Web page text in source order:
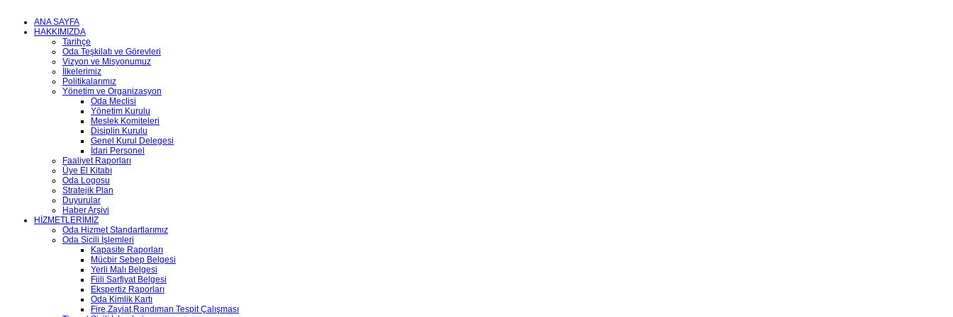
ANA SAYFA
HAKKIMIZDA
Tarihçe
Oda Teşkilatı ve Görevleri
Vizyon ve Misyonumuz
İlkelerimiz
Politikalarımız
Yönetim ve Organizasyon
Oda Meclisi
Yönetim Kurulu
Meslek Komiteleri
Disiplin Kurulu
Genel Kurul Delegesi
İdari Personel
Faaliyet Raporları
Üye El Kitabı
Oda Logosu
Stratejik Plan
Duyurular
Haber Arşivi
HİZMETLERİMİZ
Oda Hizmet Standartlarımız
Oda Sicili İşlemleri
Kapasite Raporları
Mücbir Sebep Belgesi
Yerli Malı Belgesi
Fiili Sarfiyat Belgesi
Ekspertiz Raporları
Oda Kimlik Kartı
Fire,Zayiat,Randıman Tespit Çalışması